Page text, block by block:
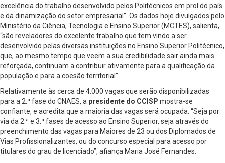
excelência do trabalho desenvolvido pelos Politécnicos em prol do país
e da dinamização do setor empresarial”. Os dados hoje divulgados pelo
Ministério da Ciência, Tecnologia e Ensino Superior (MCTES), salienta,
“são reveladores do excelente trabalho que tem vindo a ser
desenvolvido pelas diversas instituições no Ensino Superior Politécnico,
que, ao mesmo tempo que veem a sua credibilidade sair ainda mais
reforçada, continuam a contribuir ativamente para a qualificação da
população e para a coesão territorial”.
Relativamente às cerca de 4.000 vagas que serão disponibilizadas
para a 2.ª fase do CNAES, a presidente do CCISP mostra-se
confiante, e acredita que a maioria das vagas será ocupada. “Seja por
via da 2.ª e 3.ª fases de acesso ao Ensino Superior, seja através do
preenchimento das vagas para Maiores de 23 ou dos Diplomados de
Vias Profissionalizantes, ou do concurso especial para acesso por
titulares do grau de licenciado”, afiança Maria José Fernandes.